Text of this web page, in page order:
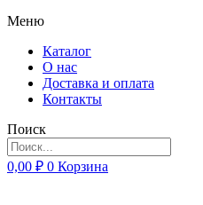
Меню
Каталог
О нас
Доставка и оплата
Контакты
Поиск
0,00 ₽ 0 Корзина